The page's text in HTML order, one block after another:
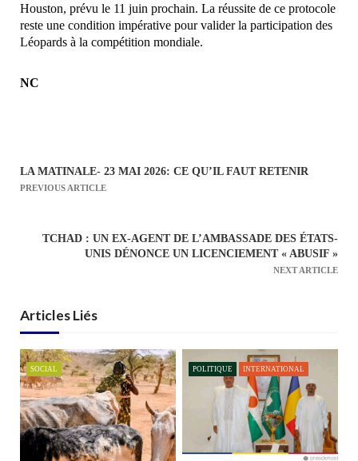
Houston, prévu le 11 juin prochain. La réussite de ce protocole
reste une condition impérative pour valider la participation des
Léopards à la compétition mondiale.
NC
N
t
i
o
n
d
e
l
LA MATINALE- 23 MAI 2026: CE QU’IL FAUT RETENIR
PREVIOUS ARTICLE
TCHAD : UN EX-AGENT DE L’AMBASSADE DES ÉTATS-
UNIS DÉNONCE UN LICENCIEMENT « ABUSIF »
NEXT ARTICLE
Articles Liés
SOCIAL POLITIQUE INTERNATIONAL